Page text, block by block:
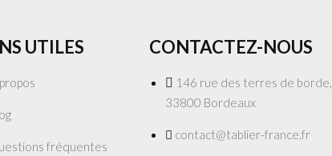
UTILES
fréquentes
CONTACTEZ-NOUS
146 rue des terres de borde,
33800 Bordeaux
contact@tablier-france.fr